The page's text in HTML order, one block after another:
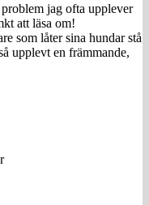
jag ofta upplever
att läsa om!
som låter sina hundar stå
upplevt en främmande,